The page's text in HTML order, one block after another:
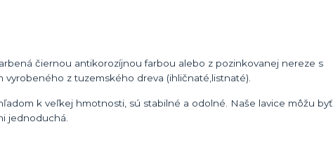
čiernou antikorozíjnou farbou alebo z pozinkovanej nereze s
z tuzemského dreva (ihličnaté,listnaté).
k veľkej hmotnosti, sú stabilné a odolné. Naše lavice môžu byť
jednoduchá.